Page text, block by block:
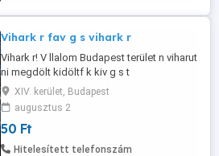
Vihark r fav g s vihark r
Vihark r! V llalom Budapest terület n viharut
ni megdölt kidöltf k kiv g s t
feldarabolását!! Vihar ltal okozot k osz
felsz mol s t megszúntet s t!!
06702207679
XIV. kerület, Budapest
augusztus 2
50 Ft
Hitelesített telefonszám